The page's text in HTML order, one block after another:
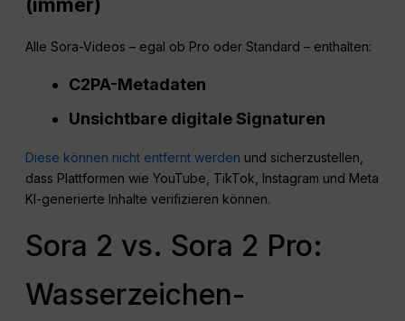
Alle Sora-Videos – egal ob Pro oder Standard – enthalten:
C2PA-Metadaten
Unsichtbare digitale Signaturen
Diese können nicht entfernt werden und sicherzustellen,
dass Plattformen wie YouTube, TikTok, Instagram und Meta
KI-generierte Inhalte verifizieren können.
Sora 2 vs. Sora 2 Pro:
Wasserzeichen-